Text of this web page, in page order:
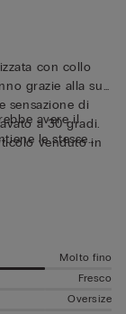
con collo
grazie alla sua
sensazione di
a 30 gradi.
venduto in
avere il
le stesse
Molto fino
Fresco
Oversize